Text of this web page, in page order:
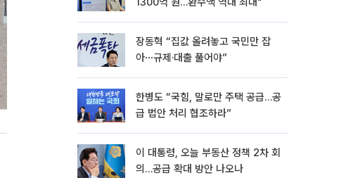
장동혁 “집값 올려놓고 국민만 잡
아⋯규제·대출 풀어야”
한병도 “국힘, 말로만 주택 공급…공
급 법안 처리 협조하라”
이 대통령, 오늘 부동산 정책 2차 회
의…공급 확대 방안 나오나